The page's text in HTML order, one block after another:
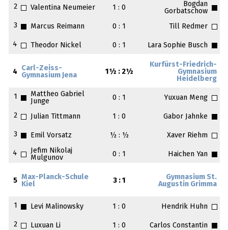
2 Valentina Neumeier 1 : 0
Bogdan
Gorbatschow
3
Marcus Reimann 0 : 1 Till Redmer
4 Theodor Nickel 0 : 1 Lara Sophie Busch
4
Carl-Zeiss-
Gymnasium Jena
1½ : 2½
Kurfürst-Friedrich-
Gymnasium
Heidelberg
1
Mattheo Gabriel
Junge
0 : 1 Yuxuan Meng
2 Julian Tittmann 1 : 0 Gabor Jahnke
3 Emil Vorsatz ½ : ½ Xaver Riehm
4
Jefim Nikolaj
Mulgunov
0 : 1 Haichen Yan
5
Max-Planck-Schule
Kiel
3 : 1
Gymnasium St.
Augustin Grimma
1 Levi Malinowsky 1 : 0 Hendrik Huhn
2 Luxuan Li 1 : 0 Carlos Constantin